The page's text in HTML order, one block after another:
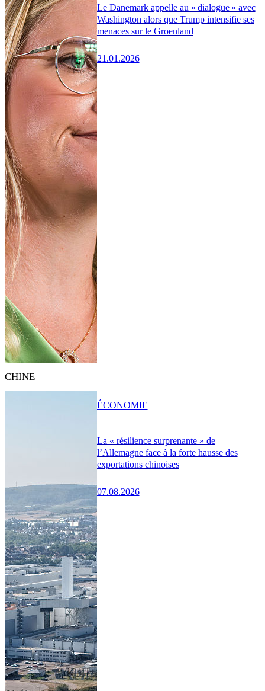
Le Danemark appelle au « dialogue » avec
Washington alors que Trump intensifie ses
menaces sur le Groenland
21.01.2026
CHINE
La « résilience surprenante » de
l’Allemagne face à la forte hausse des
exportations chinoises
07.08.2026
ÉCONOMIE